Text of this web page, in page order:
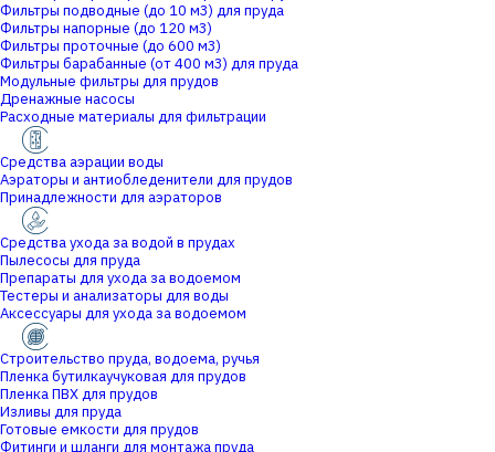
Фильтры подводные (до 10 м3) для пруда
Фильтры напорные (до 120 м3)
Фильтры проточные (до 600 м3)
Фильтры барабанные (от 400 м3) для пруда
Модульные фильтры для прудов
Дренажные насосы
Расходные материалы для фильтрации
Средства аэрации воды
Аэраторы и антиобледенители для прудов
Принадлежности для аэраторов
Средства ухода за водой в прудах
Пылесосы для пруда
Препараты для ухода за водоемом
Тестеры и анализаторы для воды
Аксессуары для ухода за водоемом
Строительство пруда, водоема, ручья
Пленка бутилкаучуковая для прудов
Пленка ПВХ для прудов
Изливы для пруда
Готовые емкости для прудов
Фитинги и шланги для монтажа пруда